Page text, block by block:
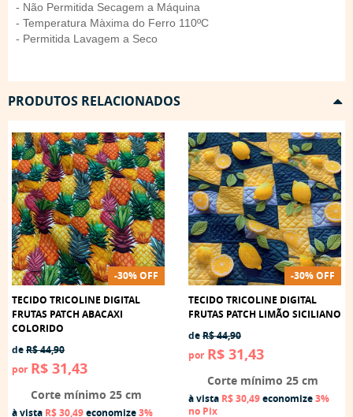
- Não Permitida Secagem a Máquina
- Temperatura Màxima do Ferro 110ºC
- Permitida Lavagem a Seco
PRODUTOS RELACIONADOS
-30% OFF
TECIDO TRICOLINE DIGITAL
FRUTAS PATCH ABACAXI
COLORIDO
deR$ 44,90
por R$ 31,43
Corte mínimo 25 cm
à vista R$ 30,49economize3%
-30% OFF
TECIDO TRICOLINE DIGITAL
FRUTAS PATCH LIMÃO SICILIANO
deR$ 44,90
por R$ 31,43
Corte mínimo 25 cm
à vista R$ 30,49economize3%
no Pix